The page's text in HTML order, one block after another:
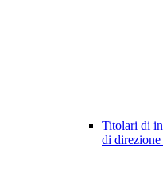
Titolari di
di